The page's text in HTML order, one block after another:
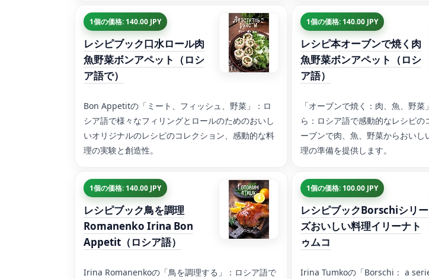
1個の価格: 140.00 JPY
レシピブック口水ロール肉
魚野菜ボンアペット（ロシ
ア語で）
Bon Appetitの「ミート、フィッシュ、野菜」：ロ
シア語で様々なフィリングとロールのためのおいし
いオリジナルのレシピのコレクション、感動的な料
理の実験と創造性。
1個の価格: 140.00 JPY
レシピ本オーブンで焼く肉
魚野菜ボンアペット（ロシ
ア語）
「オーブンで焼く：肉、魚、野
ら：ロシア語で感動的なレシピの
ーブンで肉、魚、野菜からおいし
理の準備を提供します。
1個の価格: 140.00 JPY
レシピブック鳥を調理
Romanenko Irina Bon
Appetit（ロシア語）
Irina Romanenkoの「鳥を調理する」：ロシア語で
1個の価格: 100.00 JPY
レシピブックBorschiシリー
ズおいしい料理イリーナト
ゥムコ
Irina Tumkoの「Borschi： a